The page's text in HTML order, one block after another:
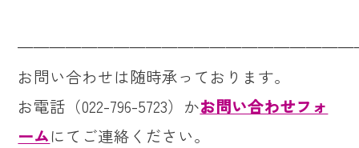
お問い合わせは随時承っております。
お電話（022-796-5723）かお問い合わせフォ
ームにてご連絡ください。